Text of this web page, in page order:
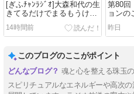
[ぎふﾁｬﾝﾗｼﾞｵ]大森和代の生
きてるだけでまるもうけ
(8/1放送分)
14時間前
第80回
ョンの
昨日
このブログのここがポイント
魂と心を整える珠玉
スピリチュアルなエネルギーや高次